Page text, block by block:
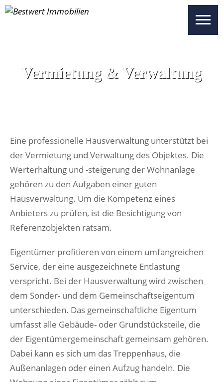
WISSENSWERTES
KONTAKT
BESTWERT SELECT
VERTRIEBSPARTNER REGISTRIEREN
Vermietung & Verwaltung
Eine professionelle Hausverwaltung unterstützt bei
der Vermietung und Verwaltung des Objektes. Die
Werterhaltung und -steigerung der Wohnanlage
gehören zu den Aufgaben einer guten
Hausverwaltung. Um die Kompetenz eines
Anbieters zu prüfen, ist die Besichtigung von
Referenzobjekten ratsam.
Eigentümer profitieren von einem umfangreichen
Service, der eine ausgezeichnete Entlastung
verspricht. Bei der Hausverwaltung wird zwischen
dem Sonder- und dem Gemeinschaftseigentum
unterschieden. Das gemeinschaftliche Eigentum
umfasst alle Gebäude- oder Grundstücksteile, die
der Eigentümergemeinschaft gemeinsam gehören.
Dabei kann es sich um das Treppenhaus, die
Außenanlagen oder einen Aufzug handeln. Die